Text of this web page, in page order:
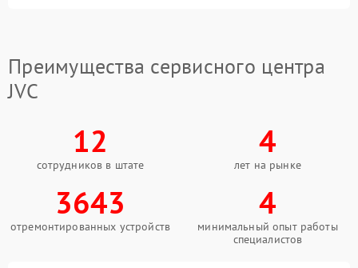
Преимущества сервисного центра
JVC
12
сотрудников в штате
4
лет на рынке
3643
отремонтированных устройств
4
минимальный опыт работы
специалистов